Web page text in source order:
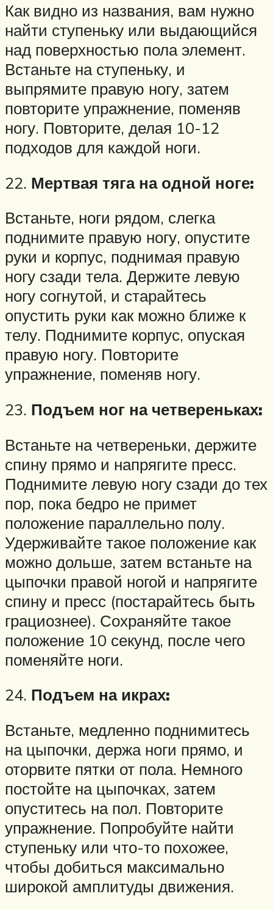
Как видно из названия, вам нужно
найти ступеньку или выдающийся
над поверхностью пола элемент.
Встаньте на ступеньку, и
выпрямите правую ногу, затем
повторите упражнение, поменяв
ногу. Повторите, делая 10-12
подходов для каждой ноги.
22. Мертвая тяга на одной ноге:
Встаньте, ноги рядом, слегка
поднимите правую ногу, опустите
руки и корпус, поднимая правую
ногу сзади тела. Держите левую
ногу согнутой, и старайтесь
опустить руки как можно ближе к
телу. Поднимите корпус, опуская
правую ногу. Повторите
упражнение, поменяв ногу.
23. Подъем ног на четвереньках:
Встаньте на четвереньки, держите
спину прямо и напрягите пресс.
Поднимите левую ногу сзади до тех
пор, пока бедро не примет
положение параллельно полу.
Удерживайте такое положение как
можно дольше, затем встаньте на
цыпочки правой ногой и напрягите
спину и пресс (постарайтесь быть
грациознее). Сохраняйте такое
положение 10 секунд, после чего
поменяйте ноги.
24. Подъем на икрах:
Встаньте, медленно поднимитесь
на цыпочки, держа ноги прямо, и
оторвите пятки от пола. Немного
постойте на цыпочках, затем
опуститесь на пол. Повторите
упражнение. Попробуйте найти
ступеньку или что-то похожее,
чтобы добиться максимально
широкой амплитуды движения.